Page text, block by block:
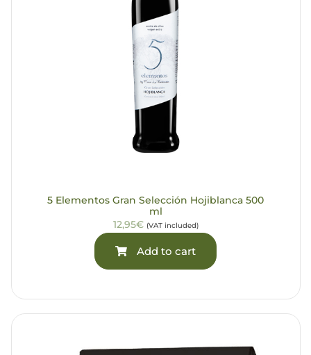
5 Elementos Gran Selección Hojiblanca 500
ml
12,95€ (VAT included)
Add to cart